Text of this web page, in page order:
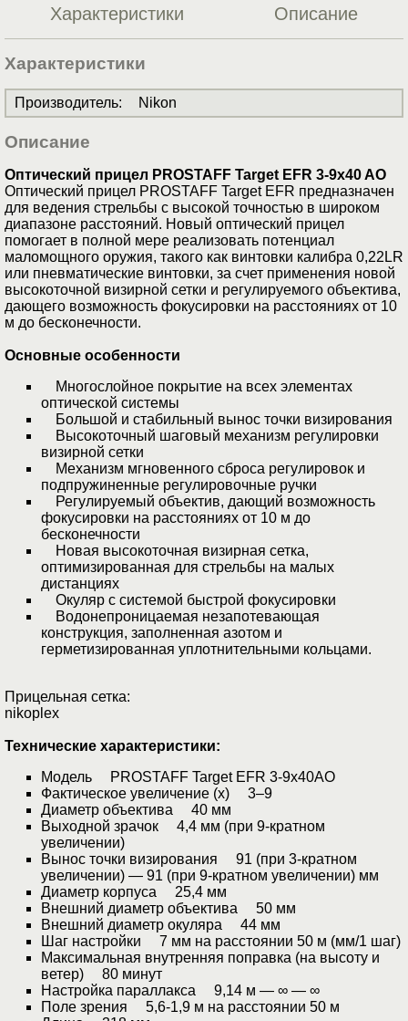
Характеристики Описание
Характеристики
Производитель: Nikon
Описание
Оптический прицел PROSTAFF Target EFR 3-9x40 AO
Оптический прицел PROSTAFF Target EFR предназначен
для ведения стрельбы с высокой точностью в широком
диапазоне расстояний. Новый оптический прицел
помогает в полной мере реализовать потенциал
маломощного оружия, такого как винтовки калибра 0,22LR
или пневматические винтовки, за счет применения новой
высокоточной визирной сетки и регулируемого объектива,
дающего возможность фокусировки на расстояниях от 10
м до бесконечности.
Основные особенности
Многослойное покрытие на всех элементах
оптической системы
Большой и стабильный вынос точки визирования
Высокоточный шаговый механизм регулировки
визирной сетки
Механизм мгновенного сброса регулировок и
подпружиненные регулировочные ручки
Регулируемый объектив, дающий возможность
фокусировки на расстояниях от 10 м до
бесконечности
Новая высокоточная визирная сетка,
оптимизированная для стрельбы на малых
дистанциях
Окуляр с системой быстрой фокусировки
Водонепроницаемая незапотевающая
конструкция, заполненная азотом и
герметизированная уплотнительными кольцами.
Прицельная сетка:
nikoplex
Технические характеристики:
Модель PROSTAFF Target EFR 3-9x40AO
Фактическое увеличение (х) 3–9
Диаметр объектива 40 мм
Выходной зрачок 4,4 мм (при 9-кратном
увеличении)
Вынос точки визирования 91 (при 3-кратном
увеличении) — 91 (при 9-кратном увеличении) мм
Диаметр корпуса 25,4 мм
Внешний диаметр объектива 50 мм
Внешний диаметр окуляра 44 мм
Шаг настройки 7 мм на расстоянии 50 м (мм/1 шаг)
Максимальная внутренняя поправка (на высоту и
ветер) 80 минут
Настройка параллакса 9,14 м — ∞ — ∞
Поле зрения 5,6-1,9 м на расстоянии 50 м